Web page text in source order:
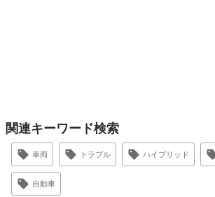
関連キーワード検索
車両 トラブル ハイブリッド
自動車